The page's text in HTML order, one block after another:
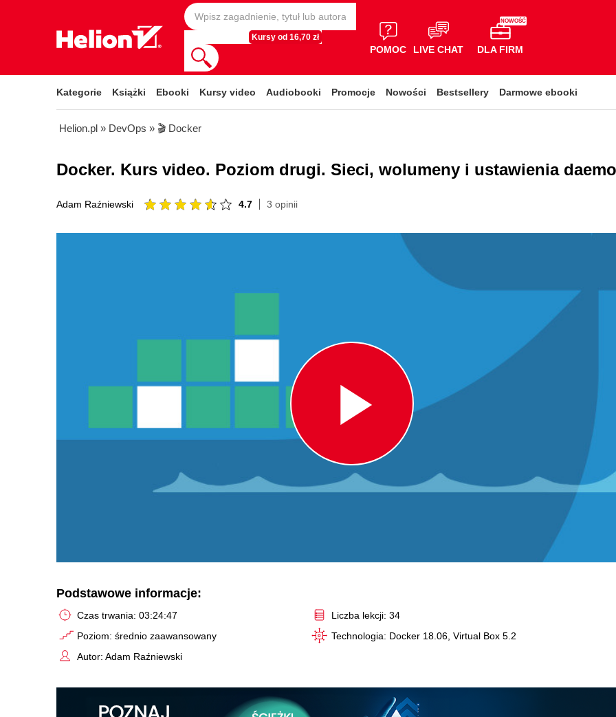
Kursy od 16,70 zł
POMOC LIVE CHAT
NOWOŚĆ
DLA FIRM
Kategorie Książki Ebooki Kursy video Audiobooki Promocje Nowości Bestsellery Darmowe ebooki
Helion.pl » DevOps » 🎬 Docker
Docker. Kurs video. Poziom drugi. Sieci, wolumeny i ustawienia
Adam Raźniewski 4.7 3 opinii
Play
Video
Podstawowe informacje:
Czas trwania: 03:24:47
Poziom: średnio zaawansowany
Autor: Adam Raźniewski
Liczba lekcji: 34
Technologia: Docker 18.06, Virtual Box 5.2